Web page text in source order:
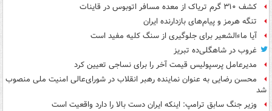
کشف ۳۱۰ گرم تریاک از معده مسافر اتوبوس در قاینات
تنگه هرمز و پیام‌های بازدارنده ایران
آیا ماءالشعیر برای جلوگیری از سنگ کلیه مفید است
غروب در شاهگلی‌ده تبریز
مدیرعامل پرسپولیس قیمت آخر را برای نساجی تعیین کرد
محسن رضایی به عنوان نماینده رهبر انقلاب در شورای‌عالی امنیت ملی منصوب
شد
وزیر جنگ سابق ترامپ: اینکه ایران دست بالا را دارد واقعیت است